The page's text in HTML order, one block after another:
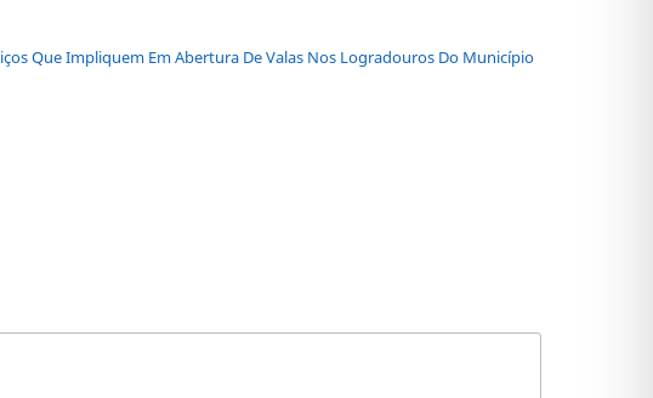
Que Impliquem Em Abertura De Valas Nos Logradouros Do Município